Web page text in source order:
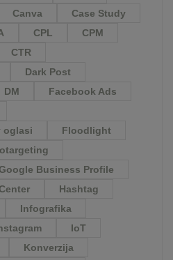
Canva
Case Study
CPL
CPM
CTR
Dark Post
DM
Facebook Ads
oglasi
Floodlight
Google Business Profile
Hashtag
Infografika
IoT
Konverzija